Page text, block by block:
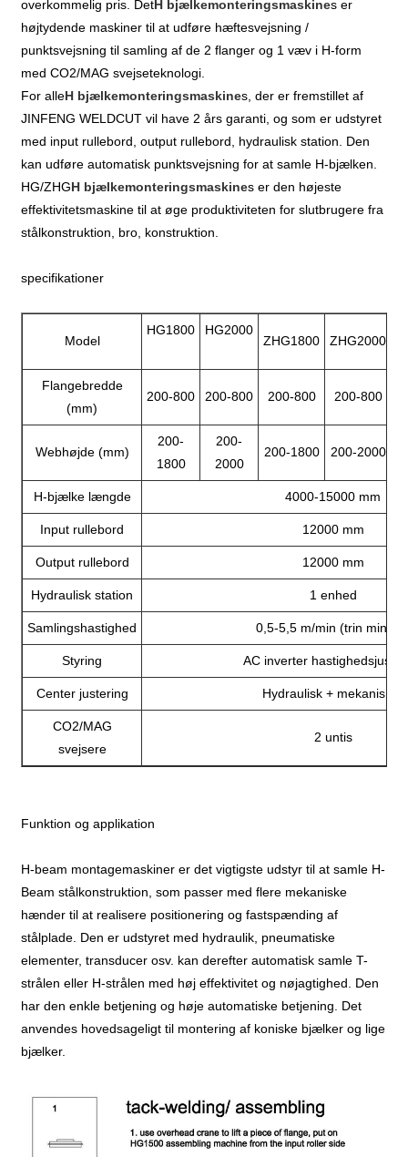
overkommelig pris. DetH bjælkemonteringsmaskines er
højtydende maskiner til at udføre hæftesvejsning /
punktsvejsning til samling af de 2 flanger og 1 væv i H-form
med CO2/MAG svejseteknologi.
For alleH bjælkemonteringsmaskines, der er fremstillet af
JINFENG WELDCUT vil have 2 års garanti, og som er udstyret
med input rullebord, output rullebord, hydraulisk station. Den
kan udføre automatisk punktsvejsning for at samle H-bjælken.
HG/ZHGH bjælkemonteringsmaskines er den højeste
effektivitetsmaskine til at øge produktiviteten for slutbrugere fra
stålkonstruktion, bro, konstruktion.
specifikationer
Model
HG1800 HG2000
ZHG1800 ZHG2000
Flangebredde
(mm)
200-800 200-800 200-800 200-800
Webhøjde (mm)
200-
1800
200-
2000
200-1800 200-2000
H-bjælke længde 4000-15000 mm
Input rullebord 12000 mm
Output rullebord 12000 mm
Hydraulisk station 1 enhed
Samlingshastighed 0,5-5,5 m/min (trin
Styring AC inverter
Center justering Hydraulisk + mekanisme
CO2/MAG
svejsere
2 untis
Funktion og applikation
H-beam montagemaskiner er det vigtigste udstyr til at samle H-
Beam stålkonstruktion, som passer med flere mekaniske
hænder til at realisere positionering og fastspænding af
stålplade. Den er udstyret med hydraulik, pneumatiske
elementer, transducer osv. kan derefter automatisk samle T-
strålen eller H-strålen med høj effektivitet og nøjagtighed. Den
har den enkle betjening og høje automatiske betjening. Det
anvendes hovedsageligt til montering af koniske bjælker og lige
bjælker.